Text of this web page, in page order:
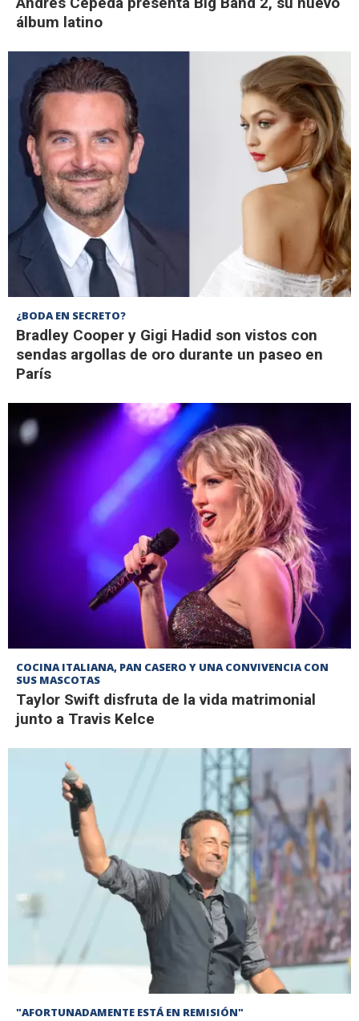
álbum latino
¿BODA EN SECRETO?
Bradley Cooper y Gigi Hadid son vistos con
sendas argollas de oro durante un paseo en
París
COCINA ITALIANA, PAN CASERO Y UNA CONVIVENCIA CON
SUS MASCOTAS
Taylor Swift disfruta de la vida matrimonial
junto a Travis Kelce
"AFORTUNADAMENTE ESTÁ EN REMISIÓN"